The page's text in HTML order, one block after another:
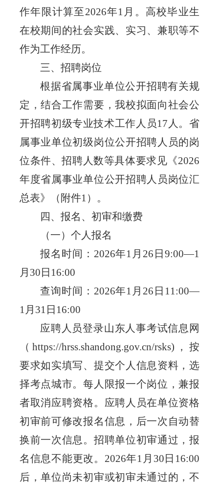
作年限计算至2026年1 月。高校毕业生
在校期间的社会实践、实习、兼职等不
作为工作经历。
三、招聘岗位
根据省属事业单位公开招聘有关规
定，结合工作需要，我校拟面向社会公
开招聘初级专业技术工作人员17 人。省
属事业单位初级岗位公开招聘人员的岗
位条件、招聘人数等具体要求见《2026
年度省属事业单位公开招聘人员岗位汇
总表》（附件1）。
四、报名、初审和缴费
（一）个人报名
报名时间： 2026年1 月 26 日9:00—1
月 30 日 16:00
查询时间： 2026年1 月 26 日 11:00—
1月 31 日 16:00
应聘人员登录山东人事考试信息网
（ https://hrss.shandong.gov.cn/rsks) ，按
要求如实填写、提交个人信息资料，选
择考点城市。每人限报一个岗位，兼报
者取消应聘资格。应聘人员在单位资格
初审前可修改报名信息，后一次自动替
换前一次信息。招聘单位初审通过，报
名信息不能更改。 2026年1 月 30 日 16:00
后，单位尚未初审或初审未通过的，不